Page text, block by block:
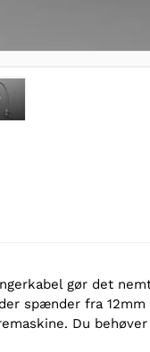
gør det
spænder fra 12mm
Du